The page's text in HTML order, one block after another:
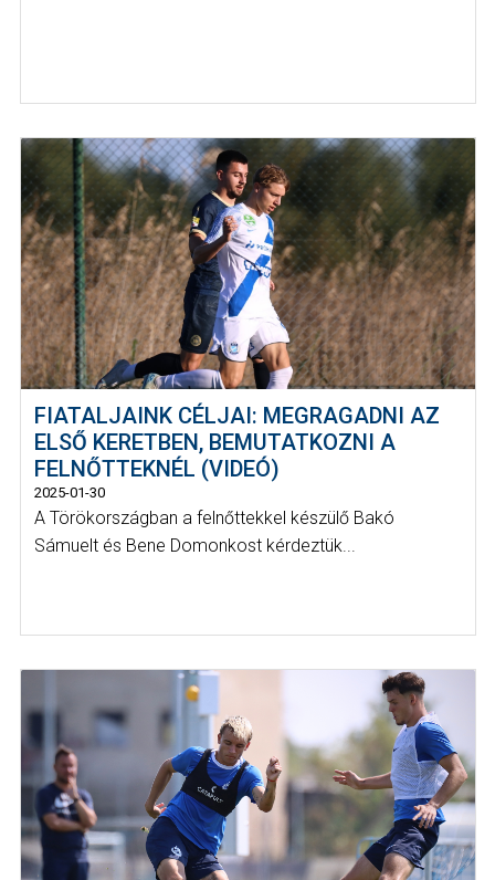
FIATALJAINK CÉLJAI: MEGRAGADNI AZ
ELSŐ KERETBEN, BEMUTATKOZNI A
FELNŐTTEKNÉL (VIDEÓ)
2025-01-30
A Törökországban a felnőttekkel készülő Bakó
Sámuelt és Bene Domonkost kérdeztük...